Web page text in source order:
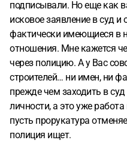
подписывали. Но еще как
исковое заявление в суд и
фактически имеющиеся в
отношения. Мне кажется
через полицию. А у Вас
строителей… ни имен, ни
прежде чем заходить в
личности, а это уже
пусть прорукатура
полиция ищет.